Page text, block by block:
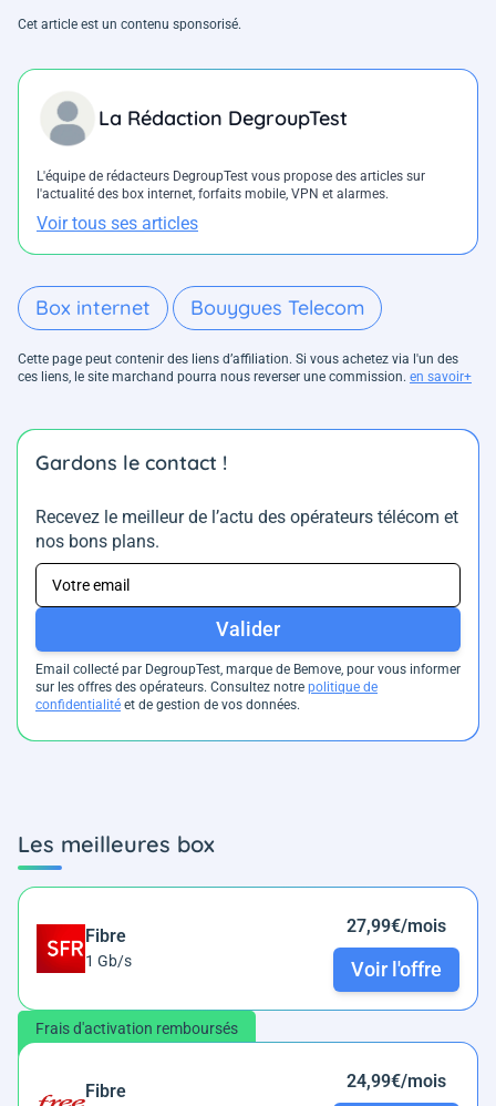
Cet article est un contenu sponsorisé.
La Rédaction DegroupTest
L'équipe de rédacteurs DegroupTest vous propose des articles sur
l'actualité des box internet, forfaits mobile, VPN et alarmes.
Voir tous ses articles
Box internet Bouygues Telecom
Cette page peut contenir des liens d’affiliation. Si vous achetez via l'un des
ces liens, le site marchand pourra nous reverser une commission. en savoir+
Gardons le contact !
Recevez le meilleur de l’actu des opérateurs télécom et
nos bons plans.
Valider
Email collecté par DegroupTest, marque de Bemove, pour vous informer
sur les offres des opérateurs. Consultez notre politique de
confidentialité et de gestion de vos données.
Les meilleures box
Fibre
1 Gb/s
27,99€/mois
Voir l'offre
Frais d'activation remboursés
Fibre 24,99€/mois